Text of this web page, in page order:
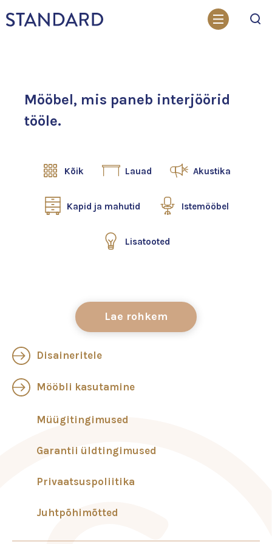
Mööbel, mis paneb interjöörid
tööle.
Kõik Lauad Akustika
Kapid ja mahutid Istemööbel
Lisatooted
Lae rohkem
Disaineritele
Mööbli kasutamine
Müügitingimused
Garantii üldtingimused
Privaatsuspoliitika
Juhtpõhimõtted